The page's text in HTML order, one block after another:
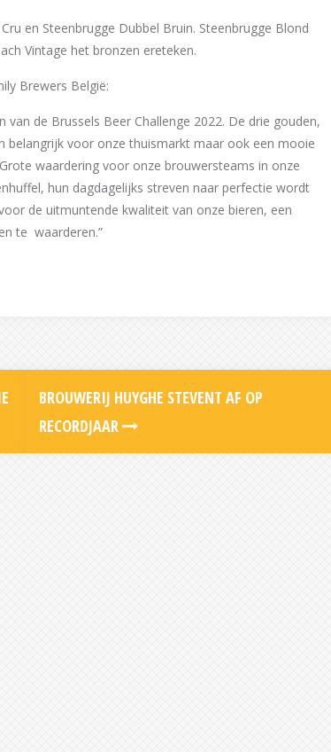
en Steenbrugge Dubbel Bruin. Steenbrugge Blond
Vintage het bronzen ereteken.
Brewers België:
de Brussels Beer Challenge 2022. De drie gouden,
belangrijk voor onze thuismarkt maar ook een mooie
waardering voor onze brouwersteams in onze
hun dagdagelijks streven naar perfectie wordt
de uitmuntende kwaliteit van onze bieren, een
te waarderen.”
BROUWERIJ HUYGHE STEVENT AF OP
RECORDJAAR